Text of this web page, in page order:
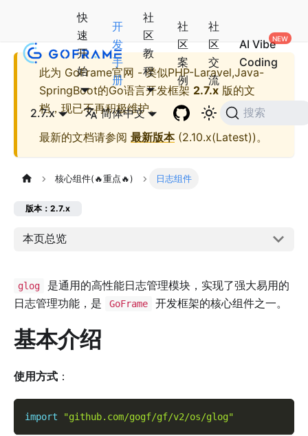
快
速
开
始
开
发
手
册
社
区
教
程
社
区
案
例
社
区
交
流
AI Vibe
Coding
2.7.x 简体中文 搜索
此为 GoFrame官网 - 类似PHP-Laravel,Java-
SpringBoot的Go语言开发框架 2.7.x 版的文
档，现已不再积极维护。
最新的文档请参阅 最新版本(2.10.x(Latest))。
核心组件(🔥重点🔥) 日志组件
版本：2.7.x
本页总览
glog
是通用的高性能日志管理模块，实现了强大易用的
日志管理功能，是
GoFrame 开发框架的核心组件之一。
基本介绍
使用方式 ：
import "github.com/gogf/gf/v2/os/glog"